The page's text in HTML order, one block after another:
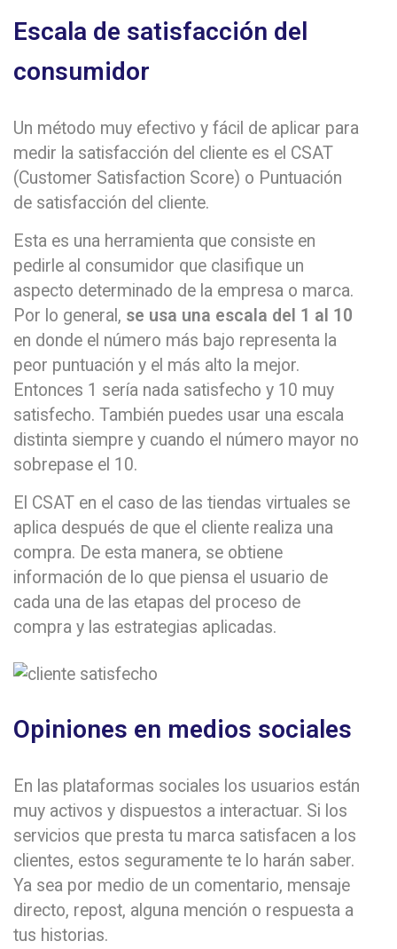
Escala de satisfacción del
consumidor
Un método muy efectivo y fácil de aplicar para
medir la satisfacción del cliente es el CSAT
(Customer Satisfaction Score) o Puntuación
de satisfacción del cliente.
Esta es una herramienta que consiste en
pedirle al consumidor que clasifique un
aspecto determinado de la empresa o marca.
Por lo general, se usa una escala del 1 al 10
en donde el número más bajo representa la
peor puntuación y el más alto la mejor.
Entonces 1 sería nada satisfecho y 10 muy
satisfecho. También puedes usar una escala
distinta siempre y cuando el número mayor no
sobrepase el 10.
El CSAT en el caso de las tiendas virtuales se
aplica después de que el cliente realiza una
compra. De esta manera, se obtiene
información de lo que piensa el usuario de
cada una de las etapas del proceso de
compra y las estrategias aplicadas.
Opiniones en medios sociales
En las plataformas sociales los usuarios están
muy activos y dispuestos a interactuar. Si los
servicios que presta tu marca satisfacen a los
clientes, estos seguramente te lo harán saber.
Ya sea por medio de un comentario, mensaje
directo, repost, alguna mención o respuesta a
tus historias.